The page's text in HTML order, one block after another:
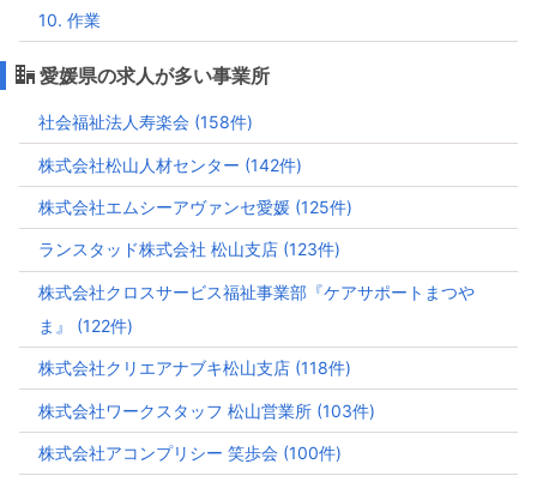
10. 作業
愛媛県の求人が多い事業所
社会福祉法人寿楽会 (158件)
株式会社松山人材センター (142件)
株式会社エムシーアヴァンセ愛媛 (125件)
ランスタッド株式会社 松山支店 (123件)
株式会社クロスサービス福祉事業部『ケアサポートまつや
ま』 (122件)
株式会社クリエアナブキ松山支店 (118件)
株式会社ワークスタッフ 松山営業所 (103件)
株式会社アコンプリシー 笑歩会 (100件)